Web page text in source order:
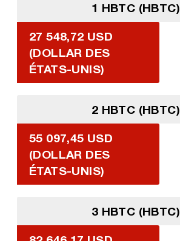
1 HBTC (HBTC)
27 548,72 USD
(DOLLAR DES
ÉTATS-UNIS)
2 HBTC (HBTC)
55 097,45 USD
(DOLLAR DES
ÉTATS-UNIS)
3 HBTC (HBTC)